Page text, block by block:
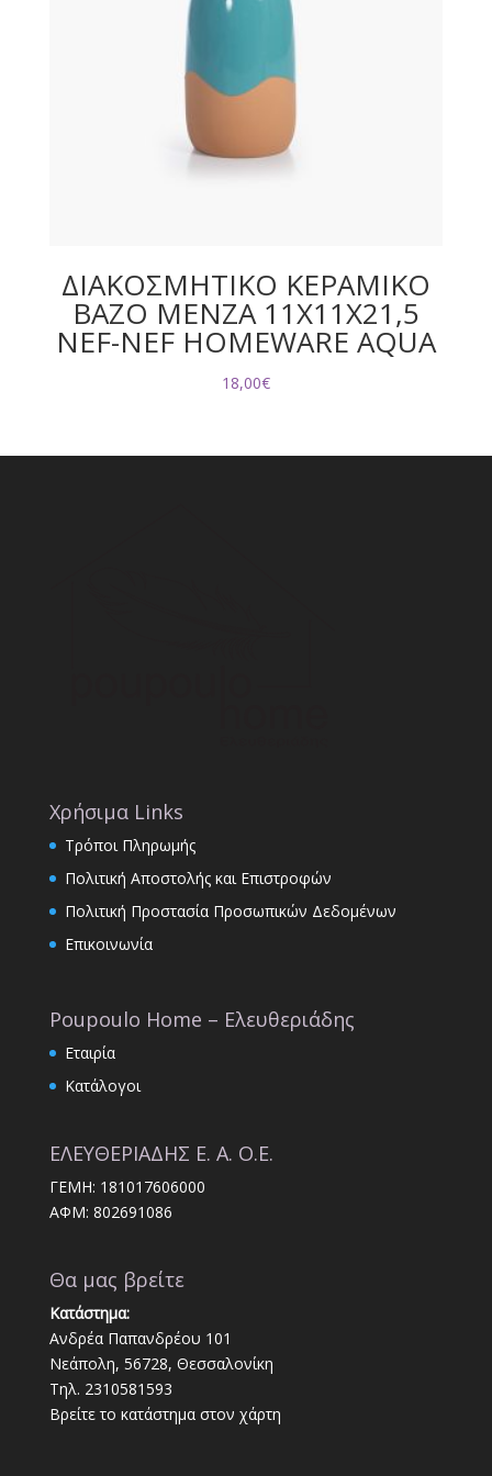
ΔΙΑΚΟΣΜΗΤΙΚΟ ΚΕΡΑΜΙΚΟ
ΒΑΖΟ MENZA 11X11X21,5
NEF-NEF HOMEWARE AQUA
18,00€
Χρήσιμα Links
Τρόποι Πληρωμής
Πολιτική Αποστολής και Επιστροφών
Πολιτική Προστασία Προσωπικών Δεδομένων
Επικοινωνία
Poupoulo Home – Ελευθεριάδης
Εταιρία
Κατάλογοι
ΕΛΕΥΘΕΡΙΑΔΗΣ Ε. Α. Ο.Ε.
ΓΕΜΗ: 181017606000
ΑΦΜ: 802691086
Θα μας βρείτε
Κατάστημα:
Ανδρέα Παπανδρέου 101
Νεάπολη, 56728, Θεσσαλονίκη
Τηλ. 2310581593
Βρείτε το κατάστημα στον χάρτη